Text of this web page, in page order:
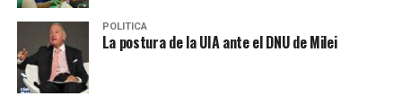
POLITICA
La postura de la UIA ante el DNU de Milei